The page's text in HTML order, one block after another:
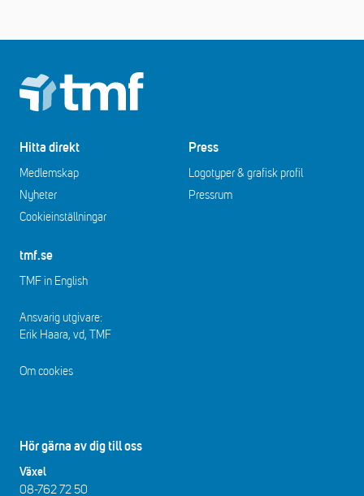
Footer
Hitta direkt
Medlemskap
Nyheter
Cookieinställningar
Press
Logotyper & grafisk profil
Pressrum
tmf.se
TMF in English
Ansvarig utgivare:
Erik Haara, vd, TMF
Om cookies
Hör gärna av dig till oss
Växel
08-762 72 50